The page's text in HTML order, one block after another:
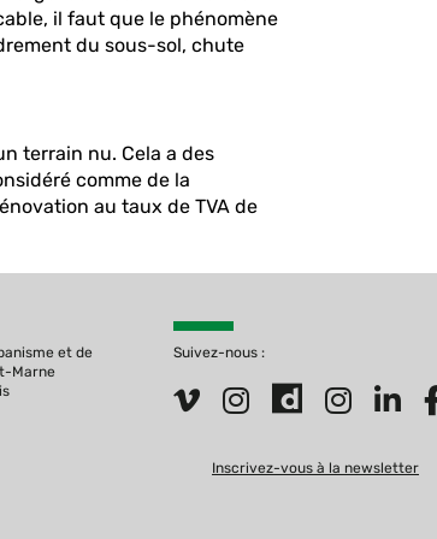
il faut que le phénomène
du sous-sol, chute
terrain nu. Cela a des
comme de la
au taux de TVA de
et de
Marne
Suivez-nous :
Inscrivez-vous à la newsletter